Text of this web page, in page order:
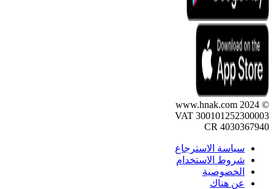
© 2024 www.hnak.com
VAT 300101252300003
CR 4030367940
سياسة الاسترجاع
شروط الاستخدام
الخصوصية
عن هناك